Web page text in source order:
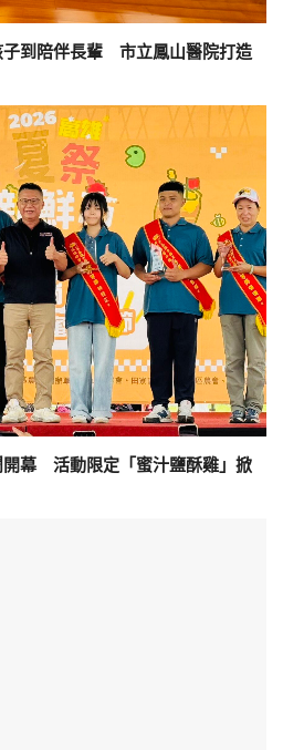
到陪伴長輩 市立鳳山醫院打造
開幕 活動限定「蜜汁鹽酥雞」掀